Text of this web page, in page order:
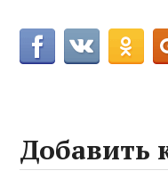
Добавить